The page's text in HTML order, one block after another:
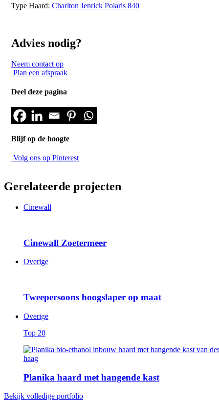
Type Haard: Charlton Jenrick Polaris 840
Advies nodig?
Neem contact op
Plan een afspraak
Deel deze pagina
Blijf op de hoogte
Volg ons op Pinterest
Gerelateerde projecten
Cinewall
Cinewall Zoetermeer
Overige
Tweepersoons hoogslaper op maat
Overige
Top 20
Planika haard met hangende kast
Bekijk volledige portfolio